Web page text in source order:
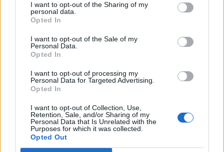
I want to opt-out of the Sharing of my
personal data.
Opted In
I want to opt-out of the Sale of my
Personal Data.
Opted In
I want to opt-out of processing my
Personal Data for Targeted Advertising.
Opted In
I want to opt-out of Collection, Use,
Retention, Sale, and/or Sharing of my
Personal Data that Is Unrelated with the
Purposes for which it was collected.
Opted Out